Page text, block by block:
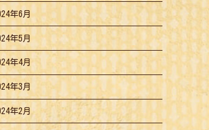
年6月
年5月
年4月
年3月
年2月